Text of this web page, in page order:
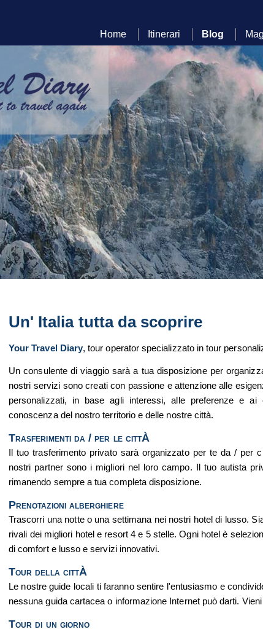
Home Itinerari Blog
Un' Italia tutta da scoprire
Your Travel Diary, tour operator specializzato in tour
Un consulente di viaggio sarà a tua disposizione per
nostri servizi sono creati con passione e attenzione alle
personalizzati, in base agli interessi, alle preferenze e ai
conoscenza del nostro territorio e delle nostre città.
Trasferimenti da / per le cittÀ
Il tuo trasferimento privato sarà organizzato per te da / per
nostri partner sono i migliori nel loro campo. Il tuo autista
rimanendo sempre a tua completa disposizione.
Prenotazioni alberghiere
Trascorri una notte o una settimana nei nostri hotel di lusso.
rivali dei migliori hotel e resort 4 e 5 stelle. Ogni hotel è
di comfort e lusso e servizi innovativi.
Tour della cittÀ
Le nostre guide locali ti faranno sentire l'entusiasmo e
nessuna guida cartacea o informazione Internet può darti.
Tour di un giorno